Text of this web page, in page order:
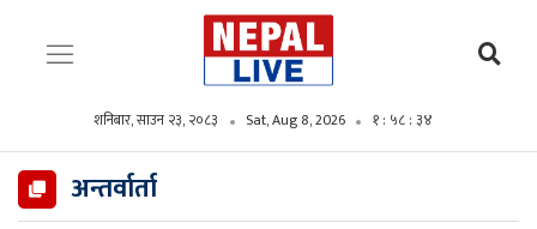
शनिबार, साउन २३, २०८३ Sat, Aug 8, 2026 १ : ५८ : ३६
अन्तर्वार्ता